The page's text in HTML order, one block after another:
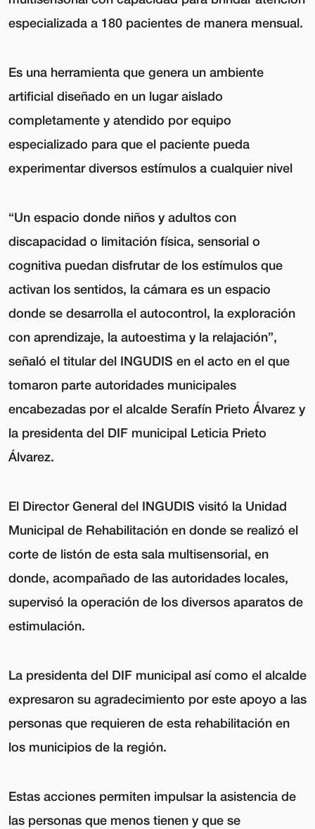
especializada a 180 pacientes de manera mensual.
Es una herramienta que genera un ambiente
artificial diseñado en un lugar aislado
completamente y atendido por equipo
especializado para que el paciente pueda
experimentar diversos estímulos a cualquier nivel
“Un espacio donde niños y adultos con
discapacidad o limitación física, sensorial o
cognitiva puedan disfrutar de los estímulos que
activan los sentidos, la cámara es un espacio
donde se desarrolla el autocontrol, la exploración
con aprendizaje, la autoestima y la relajación”,
señaló el titular del INGUDIS en el acto en el que
tomaron parte autoridades municipales
encabezadas por el alcalde Serafín Prieto Álvarez y
la presidenta del DIF municipal Leticia Prieto
Álvarez.
El Director General del INGUDIS visitó la Unidad
Municipal de Rehabilitación en donde se realizó el
corte de listón de esta sala multisensorial, en
donde, acompañado de las autoridades locales,
supervisó la operación de los diversos aparatos de
estimulación.
La presidenta del DIF municipal así como el alcalde
expresaron su agradecimiento por este apoyo a las
personas que requieren de esta rehabilitación en
los municipios de la región.
Estas acciones permiten impulsar la asistencia de
las personas que menos tienen y que se